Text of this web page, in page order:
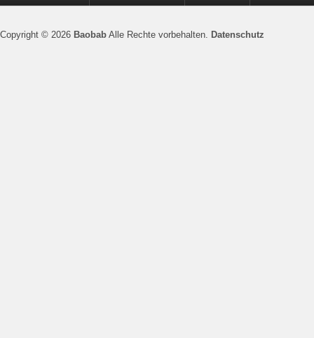
Copyright © 2026 Baobab Alle Rechte vorbehalten. Datenschutz